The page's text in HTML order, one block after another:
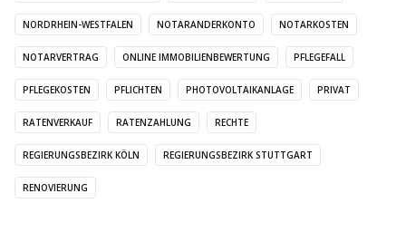
NORDRHEIN-WESTFALEN NOTARANDERKONTO NOTARKOSTEN
NOTARVERTRAG ONLINE IMMOBILIENBEWERTUNG PFLEGEFALL
PFLEGEKOSTEN PFLICHTEN PHOTOVOLTAIKANLAGE PRIVAT
RATENVERKAUF RATENZAHLUNG RECHTE
REGIERUNGSBEZIRK KÖLN REGIERUNGSBEZIRK STUTTGART
RENOVIERUNG